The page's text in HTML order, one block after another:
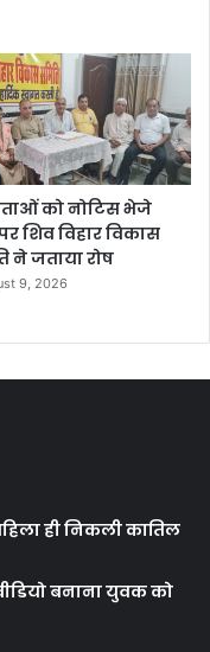
को नोटिस भेजे
शिव विहार विकास
ने जताया रोष
9, 2026
ही निकली कातिल
बनाना युवक को